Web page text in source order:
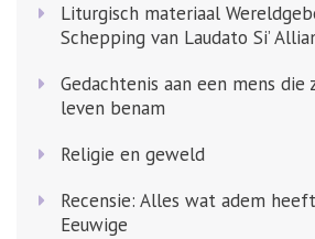
Liturgisch materiaal
Schepping van Laudato Si’
Gedachtenis aan een mens
leven benam
Religie en geweld
Recensie: Alles wat adem
Eeuwige